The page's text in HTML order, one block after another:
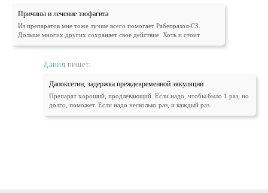
Причины и лечение эзофагита
Из препаратов мне тоже лучше всего помогает Рабепразол-СЗ.
Дольше многих других сохраняет свое действие. Хоть и стоит
Давид пишет:
Дапоксетин, задержка преждевременной эякуляции
Препарат хороший, продлевающий. Если надо, чтобы было 1 раз, но
долго, поможет. Если надо несколько раз, и каждый раз